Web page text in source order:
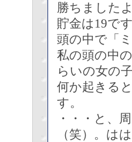
勝ちました
貯金は19で
頭の中で「
私の頭の中
らいの女の
何か起きる
す。
・・・と、
（笑）。は